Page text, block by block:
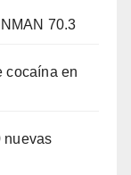
70.3
cocaína en
nuevas